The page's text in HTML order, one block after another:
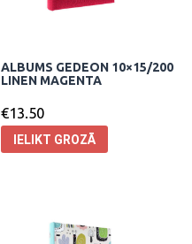
ALBUMS GEDEON 10×15/200
LINEN MAGENTA
€13.50
IELIKT GROZĀ